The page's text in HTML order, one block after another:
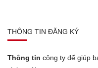
THÔNG TIN ĐĂNG KÝ
Thông tin công ty để giúp